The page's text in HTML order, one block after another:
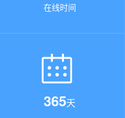
在线时间
365天